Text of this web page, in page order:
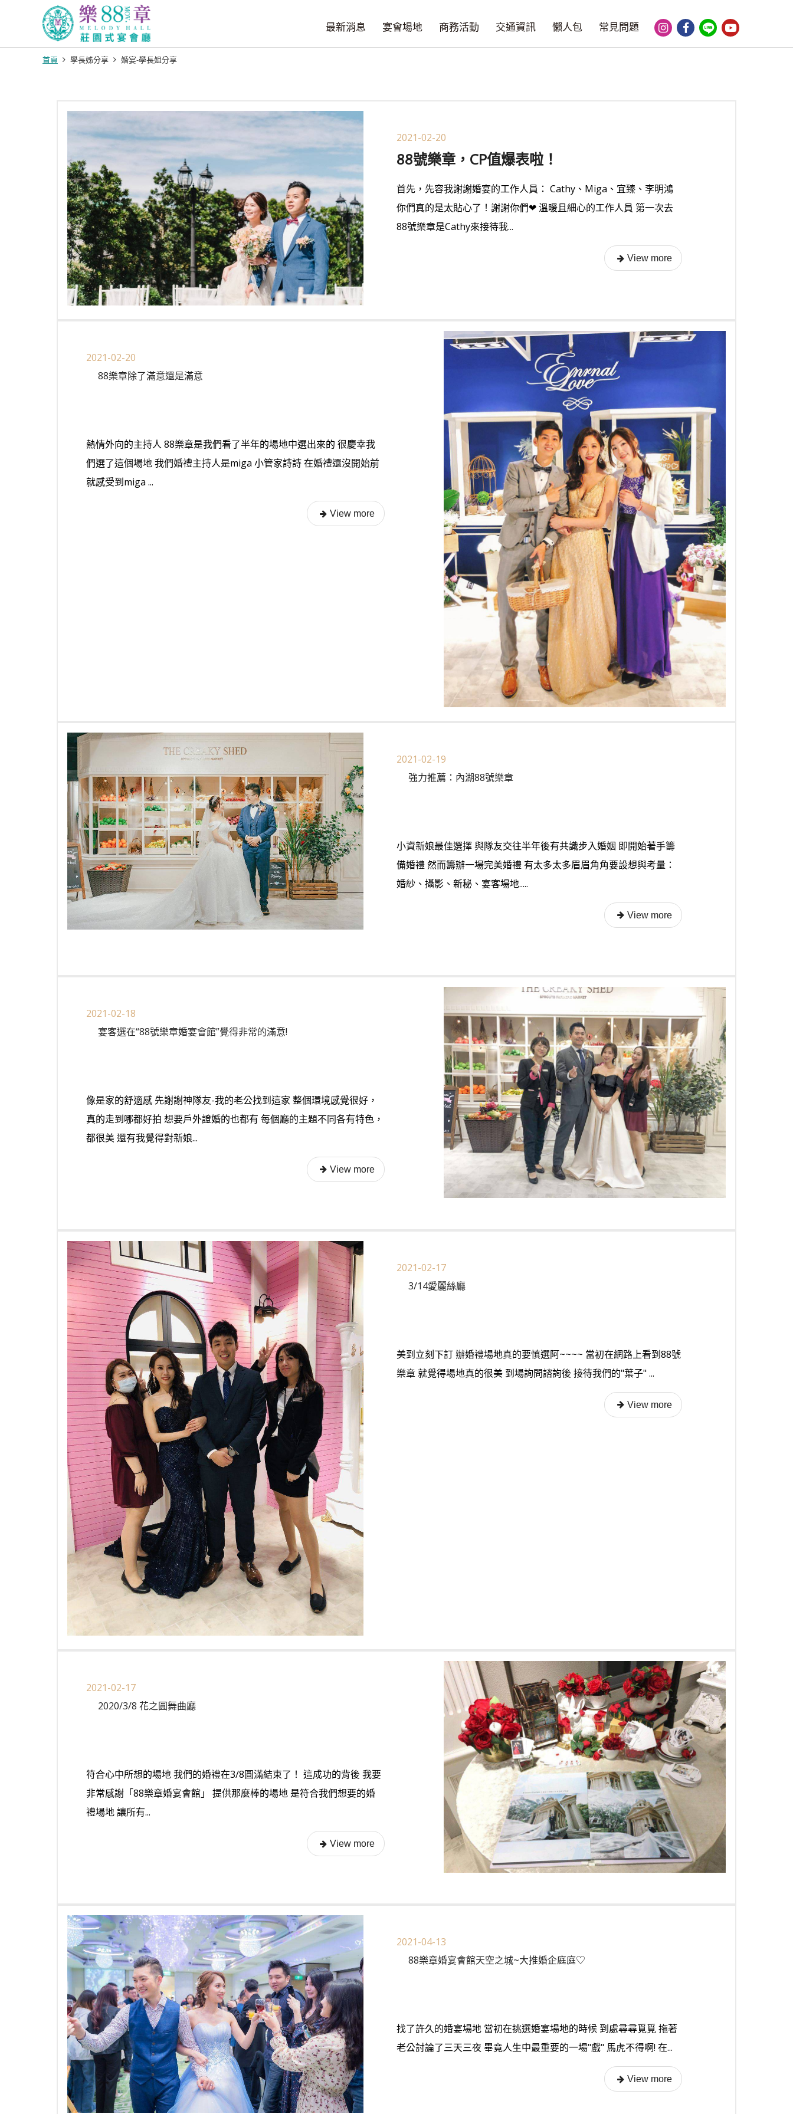
最新消息 宴會場地 商務活動 交通資訊 懶人包 常見問題
首頁 學長姊分享 婚宴-學長姐分享
2021-02-20
88號樂章，CP值爆表啦！
首先，先容我謝謝婚宴的工作人員： Cathy、Miga、宜臻、李明鴻
你們真的是太貼心了！謝謝你們❤ 溫暖且細心的工作人員 第一次去
88號樂章是Cathy來接待我...
2021-02-20
88樂章除了滿意還是滿意
熱情外向的主持人 88樂章是我們看了半年的場地中選出來的 很慶幸我
們選了這個場地 我們婚禮主持人是miga 小管家詩詩 在婚禮還沒開始前
就感受到miga ...
2021-02-19
強力推薦：內湖88號樂章
小資新娘最佳選擇 與隊友交往半年後有共識步入婚姻 即開始著手籌
備婚禮 然而籌辦一場完美婚禮 有太多太多眉眉角角要設想與考量：
婚紗、攝影、新秘、宴客場地.....
2021-02-18
宴客選在“88號樂章婚宴會館”覺得非常的滿意!
像是家的舒適感 先謝謝神隊友-我的老公找到這家 整個環境感覺很好，
真的走到哪都好拍 想要戶外證婚的也都有 每個廳的主題不同各有特色，
都很美 還有我覺得對新娘...
2021-02-17
3/14愛麗絲廳
美到立刻下訂 辦婚禮場地真的要慎選阿~~~~ 當初在網路上看到88號
樂章 就覺得場地真的很美 到場詢問諮詢後 接待我們的"葉子" ...
2021-02-17
2020/3/8 花之圓舞曲廳
符合心中所想的場地 我們的婚禮在3/8圓滿結束了！ 這成功的背後 我要
非常感謝「88樂章婚宴會館」 提供那麼棒的場地 是符合我們想要的婚
禮場地 讓所有...
2021-04-13
88樂章婚宴會館天空之城~大推婚企庭庭♡
找了許久的婚宴場地 當初在挑選婚宴場地的時候 到處尋尋覓覓 拖著
老公討論了三天三夜 畢竟人生中最重要的一場"戲" 馬虎不得啊! 在...